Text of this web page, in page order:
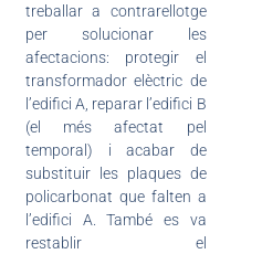
treballar a contrarellotge
per solucionar les
afectacions: protegir el
transformador elèctric de
l’edifici A, reparar l’edifici B
(el més afectat pel
temporal) i acabar de
substituir les plaques de
policarbonat que falten a
l’edifici A. També es va
restablir el